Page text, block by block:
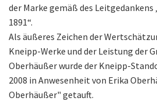
der Marke gemäß des
1891“.
Als äußeres Zeichen der
Kneipp-Werke und der Leistung der
Oberhäußer wurde der Kneipp-
2008 in Anwesenheit von Erika
Oberhäußer" getauft.